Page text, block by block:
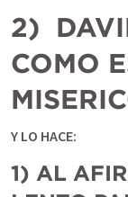
2‌)  DAVID NOS MUESTRA
COMO
Y LO HACE:
1) AL